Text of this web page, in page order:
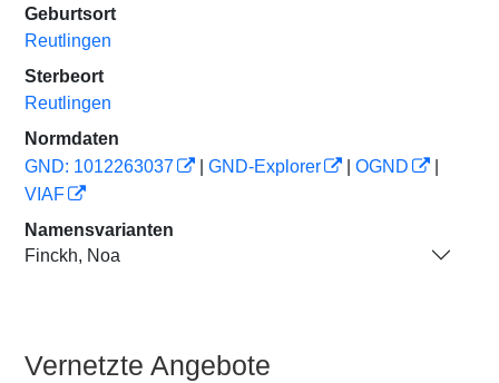
Geburtsort
Reutlingen
Sterbeort
Reutlingen
Normdaten
GND: 1012263037
GND-Explorer OGND
VIAF
Namensvarianten
Finckh, Noa
Vernetzte Angebote